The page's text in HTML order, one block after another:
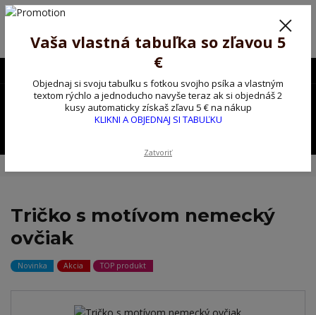
Poprosíme ctených zákazníkov o trpezlivosť, v tomto období máme
Preto sme Vám pripravili malý darček ako ospravedlnenie.
!!! ZĽAVA 5€ na PRVÚ objednávku nad 30€ s kódom pozorpes5 !!!
0,00 EUR
Tričko s motívom nemecký
ovčiak
Novinka Akcia TOP produkt
Vaša vlastná tabuľka so zľavou 5
€
Objednaj si svoju tabuľku s fotkou svojho psíka a vlastným
textom rýchlo a jednoducho navyše teraz ak si objednáš 2
kusy automaticky získaš zľavu 5 € na nákup
KLIKNI A OBJEDNAJ SI TABUĽKU
Zatvoriť